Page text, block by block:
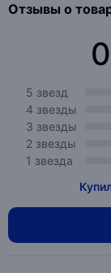
Отзывы о
5 звезд
4 звезды
3 звезды
2 звезды
1 звезда